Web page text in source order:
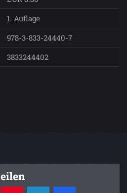
1. Auflage
978-3-833-24440-7
3833244402